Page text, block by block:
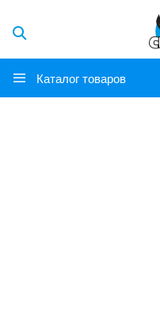
Каталог товаров